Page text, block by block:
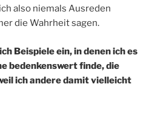
also niemals Ausreden
die Wahrheit sagen.
Beispiele ein, in denen ich es
bedenkenswert finde, die
ich andere damit vielleicht